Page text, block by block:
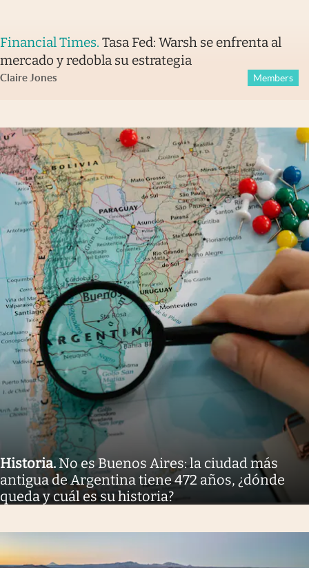
Financial Times. Tasa Fed: Warsh se enfrenta al
mercado y redobla su estrategia
Claire Jones Members
Historia. No es Buenos Aires: la ciudad más
antigua de Argentina tiene 472 años, ¿dónde
queda y cuál es su historia?